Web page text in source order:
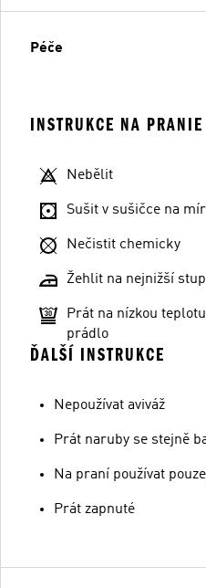
Péče
INSTRUKCE NA PRANIE
Nebělit
Sušit v sušičce na
Nečistit chemicky
Žehlit na nejnižší
Prát na nízkou
prádlo
ĎALŠÍ INSTRUKCE
Nepoužívat aviváž
Prát naruby se stejně
Na praní používat
Prát zapnuté